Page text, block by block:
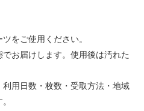
をご使用ください。
でお届けします。使用後は汚れた
利用日数・枚数・受取方法・地域